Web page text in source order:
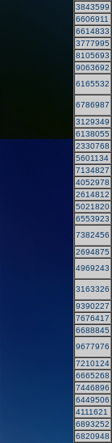
3843599
6606911
6614833
3777995
8105693
9063692
6165532
6786987
3129349
6138055
2330768
5601134
7134827
4052978
2614812
5021820
6553923
7382456
2694875
4969243
3163326
9390227
7676417
6688845
9677976
7210124
6665268
7446896
6449506
4111621
6893252
6820948